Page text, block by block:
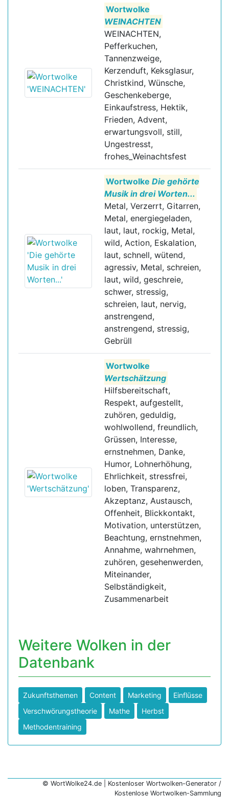
Wortwolke
WEINACHTEN
WEINACHTEN,
Pefferkuchen,
Tannenzweige,
Kerzenduft, Keksglasur,
Christkind, Wünsche,
Geschenkeberge,
Einkaufstress, Hektik,
Frieden, Advent,
erwartungsvoll, still,
Ungestresst,
frohes_Weinachtsfest
WortwolkeDie gehörte
Musik in drei Worten...
Metal, Verzerrt, Gitarren,
Metal, energiegeladen,
laut, laut, rockig, Metal,
wild, Action, Eskalation,
laut, schnell, wütend,
agressiv, Metal, schreien,
laut, wild, geschreie,
schwer, stressig,
schreien, laut, nervig,
anstrengend,
anstrengend, stressig,
Gebrüll
Wortwolke
Wertschätzung
Hilfsbereitschaft,
Respekt, aufgestellt,
zuhören, geduldig,
wohlwollend, freundlich,
Grüssen, Interesse,
ernstnehmen, Danke,
Humor, Lohnerhöhung,
Ehrlichkeit, stressfrei,
loben, Transparenz,
Akzeptanz, Austausch,
Offenheit, Blickkontakt,
Motivation, unterstützen,
Beachtung, ernstnehmen,
Annahme, wahrnehmen,
zuhören, gesehenwerden,
Miteinander,
Selbständigkeit,
Zusammenarbeit
Weitere Wolken in der
Datenbank
Zukunftsthemen Content Marketing
Einflüsse
Verschwörungstheorie
Mathe
Herbst
Methodentraining
© WortWolke24.de | Kostenloser Wortwolken-Generator /
Kostenlose Wortwolken-Sammlung